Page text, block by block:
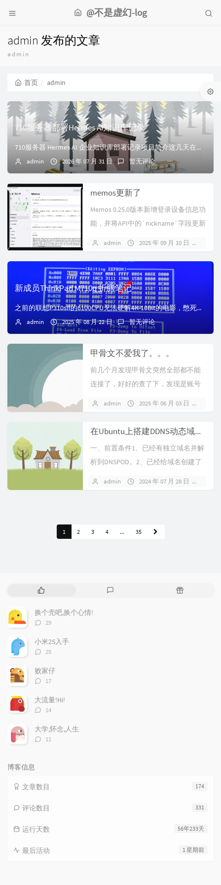
@不是虚幻-log
admin 发布的文章
admin
首页 admin
710服务器部署Hermes AI知识库记录
710服务器 Hermes AI 企业知识库部署记录项目简介这几天在家庭服务器环境中完成 Hermes AI Agent 部署，实现 Seafile 企业...
admin 2026 年 07 月 31 日 暂无评论
memos更新了
Memos 0.25.0版本新增登录设备信息功
能，并将API中的`nickname`字段更新
admin 2025 年 09 月 10 日
新成员ThinkPad M710q 折腾笔记
之前的联想P310sff的6100CPU无法硬解4K-10Bit的电影，憋死我了。实在憋不住，直接上了一台联想的I3-8100，DDR38+8，核显UHD...
admin 2025 年 08 月 22 日 暂无评论
甲骨文不爱我了。。。
前几个月发现甲骨文突然全部都不能
连接了，好好的查了下，发现是账号
admin 2025 年 06 月 03 日
在Ubuntu上搭建DDNS动态域名解析服务
一、前置条件1、已经有独立域名并解
析到DNSPOD。2、已经给域名创建了
admin 2024 年 07 月 28 日
1 2 3 4 ... 35
热
文
章
随
换个壳吧,换个心情!
评
数：
29
小米2S入手
评
数：
25
败家仔
评
数：
17
大流量!Hi!
评
数：
14
大学,怀念,人生
评
11
博客信息
174
文章数目
331
评论数目
56年233天
运行天数
1 星期前
最后活动